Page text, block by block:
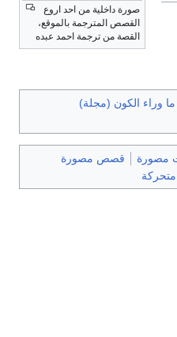
صورة داخلية من احد اروع
القصص المترجمة بالموقع،
القصة من ترجمة احمد عبده
ما وراء الكون (مجلة)
مصورة
قصص مصورة